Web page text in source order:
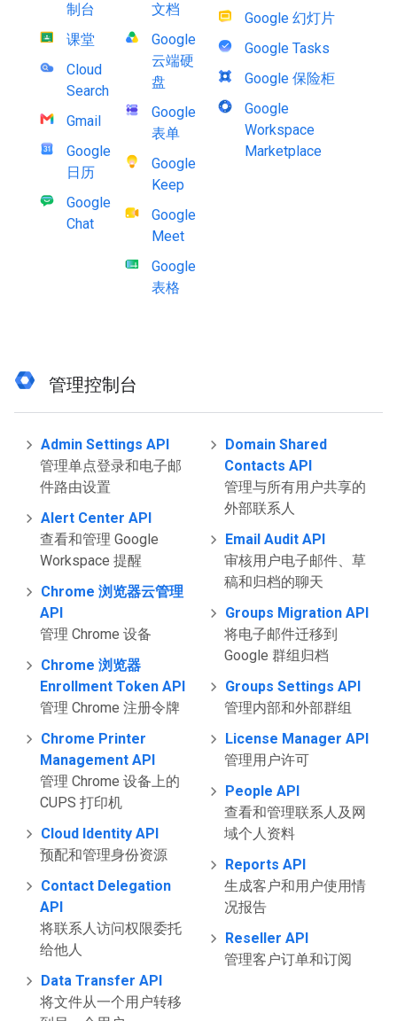
制台
课堂
Cloud
Search
Gmail
Google
日历
Google
Chat
文档
Google
云端硬
盘
Google
表单
Google
Keep
Google
Meet
Google
表格
Google 幻灯片
Google Tasks
Google 保险柜
Google
Workspace
Marketplace
管理控制台
Admin Settings API
管理单点登录和电子邮
件路由设置
Alert Center API
查看和管理 Google
Workspace 提醒
Chrome 浏览器云管理
API
管理 Chrome 设备
Chrome 浏览器
Enrollment Token API
管理 Chrome 注册令牌
Chrome Printer
Management API
管理 Chrome 设备上的
CUPS 打印机
Cloud Identity API
预配和管理身份资源
Contact Delegation
API
将联系人访问权限委托
给他人
Data Transfer API
将文件从一个用户转移
Domain Shared
Contacts API
管理与所有用户共享的
外部联系人
Email Audit API
审核用户电子邮件、草
稿和归档的聊天
Groups Migration API
将电子邮件迁移到
Google 群组归档
Groups Settings API
管理内部和外部群组
License Manager API
管理用户许可
People API
查看和管理联系人及网
域个人资料
Reports API
生成客户和用户使用情
况报告
Reseller API
管理客户订单和订阅